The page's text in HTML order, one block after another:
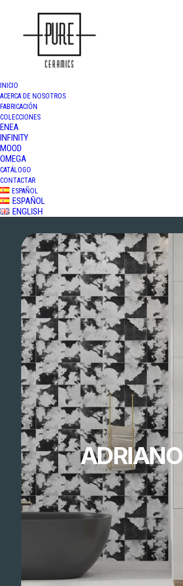
INICIO
ACERCA DE NOSOTROS
FABRICACIÓN
COLECCIONES
ENEA
INFINITY
MOOD
OMEGA
CATÁLOGO
CONTACTAR
ESPAÑOL
ESPAÑOL
ENGLISH
Enea Collection
ADRIANO